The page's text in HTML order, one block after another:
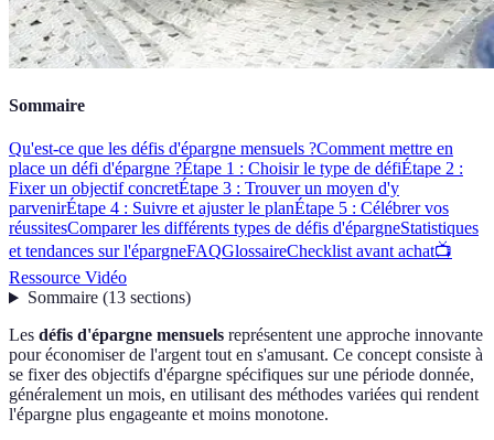
Sommaire
Qu'est-ce que les défis d'épargne mensuels ?Comment mettre en
place un défi d'épargne ?Étape 1 : Choisir le type de défiÉtape 2 :
Fixer un objectif concretÉtape 3 : Trouver un moyen d'y
parvenirÉtape 4 : Suivre et ajuster le planÉtape 5 : Célébrer vos
réussitesComparer les différents types de défis d'épargneStatistiques
et tendances sur l'épargneFAQGlossaireChecklist avant achat📺
Ressource Vidéo
Sommaire(13 sections)
Les défis d'épargne mensuels représentent une approche innovante
pour économiser de l'argent tout en s'amusant. Ce concept consiste à
se fixer des objectifs d'épargne spécifiques sur une période donnée,
généralement un mois, en utilisant des méthodes variées qui rendent
l'épargne plus engageante et moins monotone.